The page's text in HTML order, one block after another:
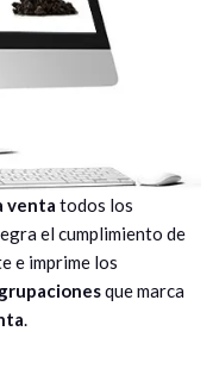
venta todos los
el cumplimiento de
e imprime los
que marca